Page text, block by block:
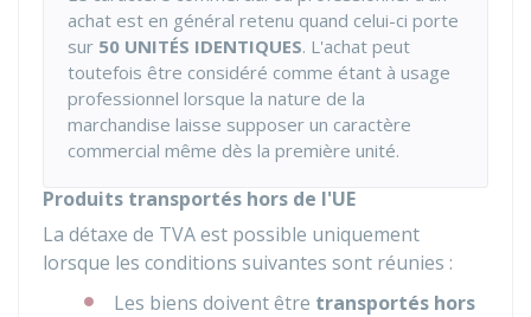
achat est en général retenu quand celui-ci porte
sur 50 UNITÉS IDENTIQUES. L'achat peut
toutefois être considéré comme étant à usage
professionnel lorsque la nature de la
marchandise laisse supposer un caractère
commercial même dès la première unité.
Produits transportés hors de l'UE
La détaxe de TVA est possible uniquement
lorsque les conditions suivantes sont réunies :
Les biens doivent être transportés hors